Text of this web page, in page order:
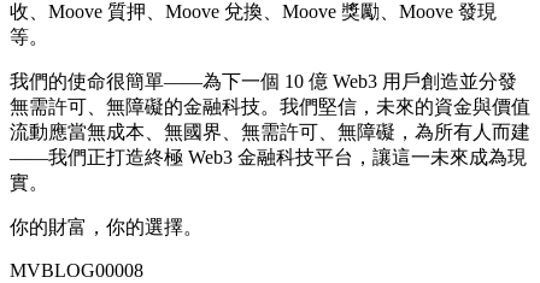
收、Moove 質押、Moove 兌換、Moove 獎勵、Moove 發現
等。
我們的使命很簡單——為下一個 10 億 Web3 用戶創造並分發
無需許可、無障礙的金融科技。我們堅信，未來的資金與價值
流動應當無成本、無國界、無需許可、無障礙，為所有人而建
——我們正打造終極 Web3 金融科技平台，讓這一未來成為現
實。
你的財富，你的選擇。
MVBLOG00008